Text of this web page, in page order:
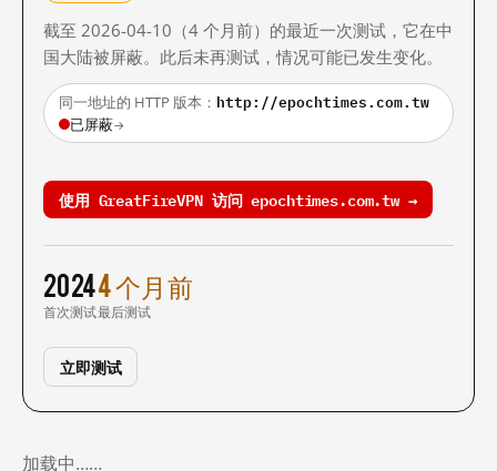
截至 2026-04-10（4 个月前）的最近一次测试，它在中
国大陆被屏蔽。此后未再测试，情况可能已发生变化。
同一地址的 HTTP 版本： http://epochtimes.com.tw
已屏蔽→
使用 GreatFireVPN 访问 epochtimes.com.tw →
2024
首次测试
4 个月前
最后测试
立即测试
加载中……